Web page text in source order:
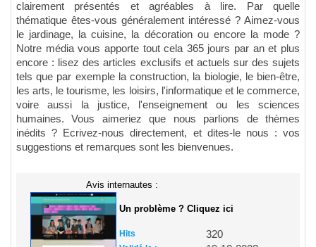
clairement présentés et agréables à lire. Par quelle
thématique êtes-vous généralement intéressé ? Aimez-vous
le jardinage, la cuisine, la décoration ou encore la mode ?
Notre média vous apporte tout cela 365 jours par an et plus
encore : lisez des articles exclusifs et actuels sur des sujets
tels que par exemple la construction, la biologie, le bien-être,
les arts, le tourisme, les loisirs, l'informatique et le commerce,
voire aussi la justice, l'enseignement ou les sciences
humaines. Vous aimeriez que nous parlions de thèmes
inédits ? Ecrivez-nous directement, et dites-le nous : vos
suggestions et remarques sont les bienvenues.
Avis internautes :
Un problème ? Cliquez ici
Hits 320